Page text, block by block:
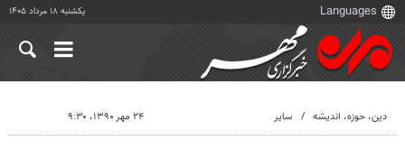
یکشنبه ۱۸ مرداد ۱۴۰۵
دين، حوزه، انديشه سایر ۲۴ مهر ۱۳۹۰، ۹:۳۰